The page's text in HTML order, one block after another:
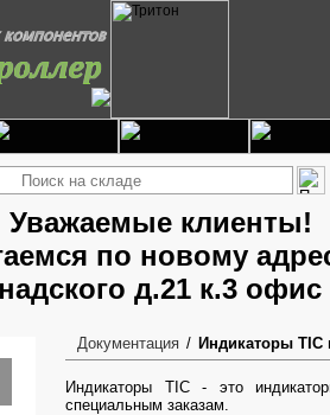
Уважаемые клиенты!
по новому
д.21 к.3 офис
Документация Индикаторы TIC
Индикаторы TIC - это
специальным заказам.